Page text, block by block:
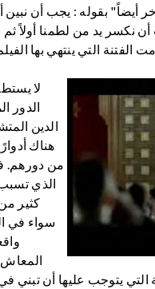
أيضاً" بقوله : يجب أن نبين
نكسر يد من لطمنا أولاً ثم
لا
الدور
الدين
هناك
من دورهم.
الذي
كثير
سواء في
يتوجب عليها أن تبني